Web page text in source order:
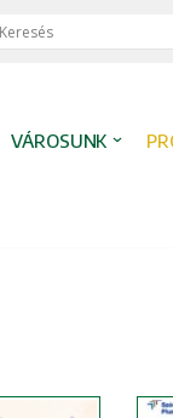
VÁROSUNK